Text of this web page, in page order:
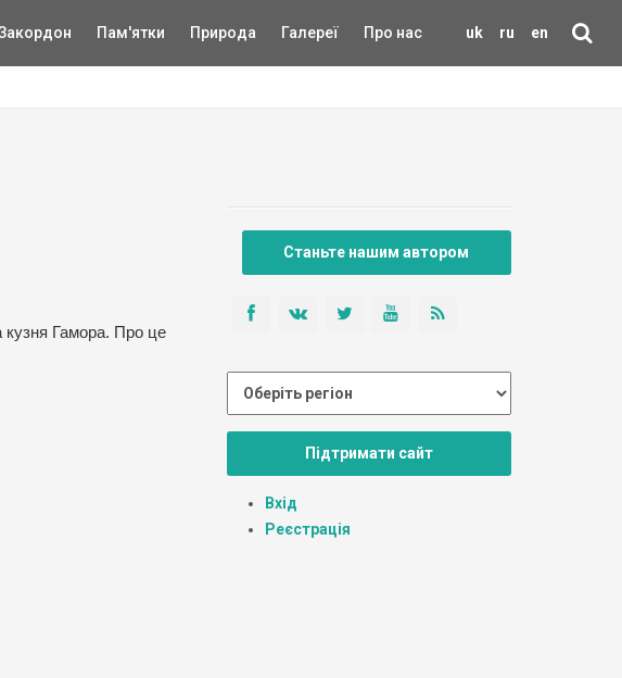
uk ru en
Пам'ятки Природа Галереї Про нас
кузня Гамора. Про це
Станьте нашим автором
Підтримати сайт
Вхід
Реєстрація